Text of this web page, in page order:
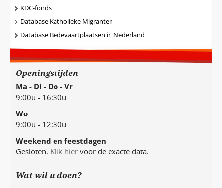
KDC-fonds
Database Katholieke Migranten
Database Bedevaartplaatsen in Nederland
Openingstijden
Ma - Di - Do - Vr
9:00u - 16:30u
Wo
9:00u - 12:30u
Weekend en feestdagen
Gesloten. Klik hier voor de exacte data.
Wat wil u doen?